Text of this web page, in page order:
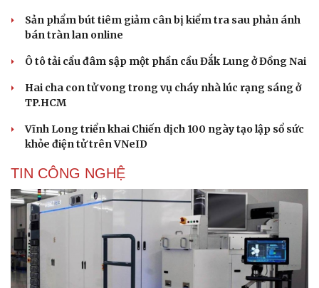
Sản phẩm bút tiêm giảm cân bị kiểm tra sau phản ánh
bán tràn lan online
Ô tô tải cẩu đâm sập một phần cầu Đắk Lung ở Đồng Nai
Hai cha con tử vong trong vụ cháy nhà lúc rạng sáng ở
TP.HCM
Vĩnh Long triển khai Chiến dịch 100 ngày tạo lập sổ sức
khỏe điện tử trên VNeID
TIN CÔNG NGHỆ